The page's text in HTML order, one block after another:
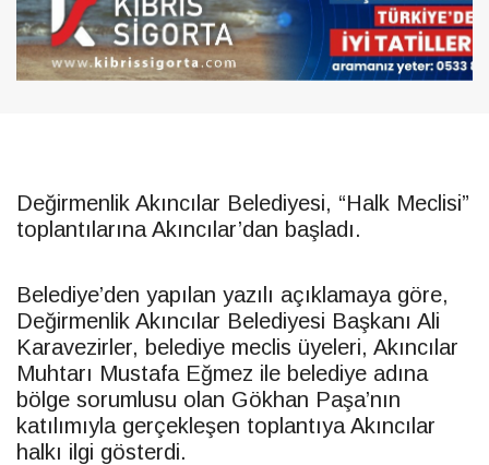
Değirmenlik Akıncılar Belediyesi, “Halk Meclisi”
toplantılarına Akıncılar’dan başladı.
Belediye’den yapılan yazılı açıklamaya göre,
Değirmenlik Akıncılar Belediyesi Başkanı Ali
Karavezirler, belediye meclis üyeleri, Akıncılar
Muhtarı Mustafa Eğmez ile belediye adına
bölge sorumlusu olan Gökhan Paşa’nın
katılımıyla gerçekleşen toplantıya Akıncılar
halkı ilgi gösterdi.